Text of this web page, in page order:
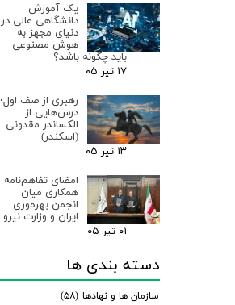
یک آموزش
دانشگاهی عالی در
دنیای مجهز به
هوش مصنوعی
باید چگونه باشد؟
۱۷ تیر ۰۵
رهبری از صف اول؛
درس‌هایی از
الکساندر مقدونی
(اسکندر)
۱۳ تیر ۰۵
امضای تفاهم‌نامه
همکاری میان
انجمن بهره‌وری
ایران و وزارت نیرو
۰۱ تیر ۰۵
دسته بندی ها
سازمان ها و نهادها (۵۸)